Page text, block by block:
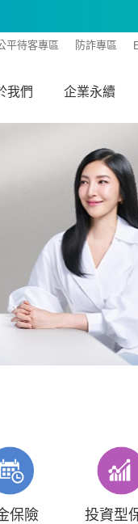
平待客專區 防詐專區
我們 企業永續
保險 投資型